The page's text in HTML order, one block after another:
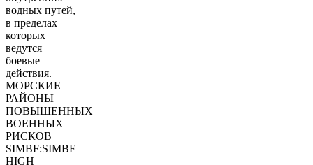
водных путей,
в пределах
которых
ведутся
боевые
действия.
МОРСКИЕ
РАЙОНЫ
ПОВЫШЕННЫХ
ВОЕННЫХ
РИСКОВ
SIMBF:SIMBF
HIGH